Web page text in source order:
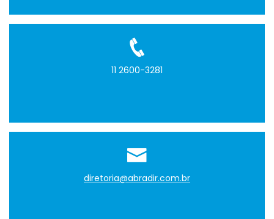
11 2600-3281
diretoria@abradir.com.br